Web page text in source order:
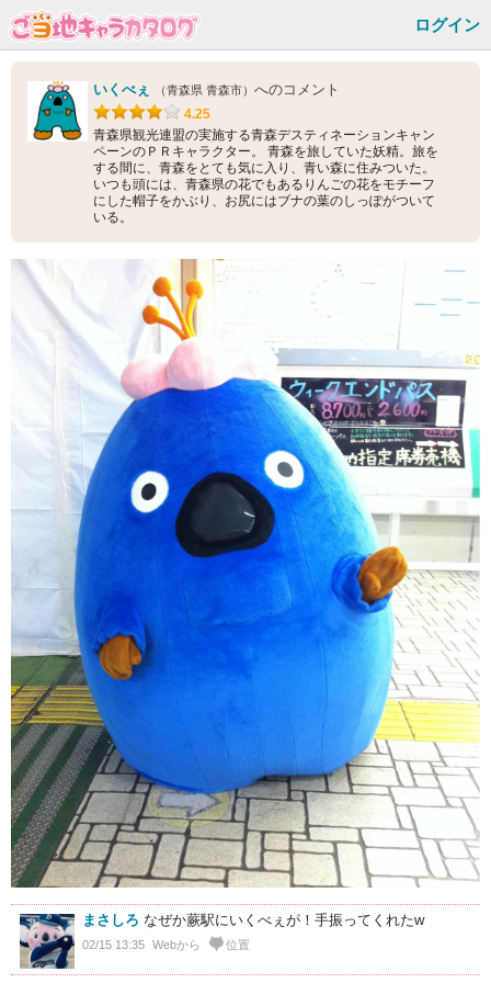
ログイン
いくべぇ （青森県 青森市） へのコメント
4.25
青森県観光連盟の実施する青森デスティネーションキャン
ペーンのＰＲキャラクター。 青森を旅していた妖精。旅を
する間に、青森をとても気に入り、青い森に住みついた。
いつも頭には、青森県の花でもあるりんごの花をモチーフ
にした帽子をかぶり、お尻にはブナの葉のしっぽがついて
いる。
まさしろ なぜか蕨駅にいくべぇが！手振ってくれたw
02/15 13:35 Webから 位置